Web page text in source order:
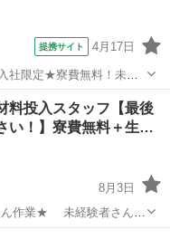
提携サイト 4月17日
社限定★寮費無料！未経
で長期で働きたい方オス
マイカー通勤OK！ワン
料投入スタッフ【最後
い！】寮費無料＋生…
8月3日